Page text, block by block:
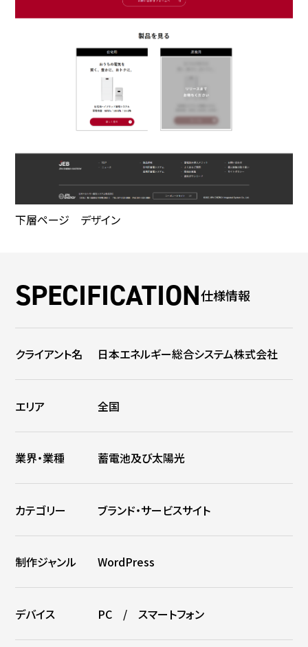
下層ページ デザイン
仕様情報
クライアント名 日本エネルギー総合システム株式会社
エリア 全国
業界・業種 蓄電池及び太陽光
カテゴリー ブランド・サービスサイト
制作ジャンル WordPress
デバイス PC / スマートフォン